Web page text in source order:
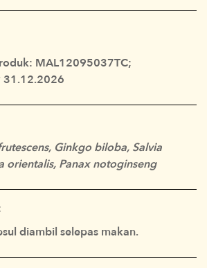
MAL12095037TC;
31.12.2026
Ginkgo biloba, Salvia
orientalis, Panax notoginseng
diambil selepas makan.